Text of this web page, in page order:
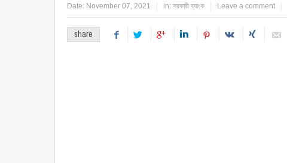
Date: November 07, 2021 in: সরকারী ব্যাংক Leave a comment
share